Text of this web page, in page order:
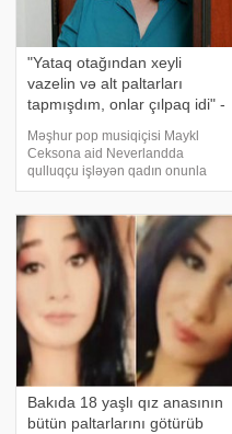
"Yataq otağından xeyli
vazelin və alt paltarları
tapmışdım, onlar çılpaq idi" -
Məşhur pop musiqiçisi Maykl
Ceksona aid Neverlandda
qulluqçu işləyən qadın onunla
bağlı sensasiyalı açıqlamalar
iddia edir ki, müğənninin vanna
otağından uşaq alt paltarları
tapıb. 56 yaşl
Bakıda 18 yaşlı qız anasının
bütün paltarlarını götürüb